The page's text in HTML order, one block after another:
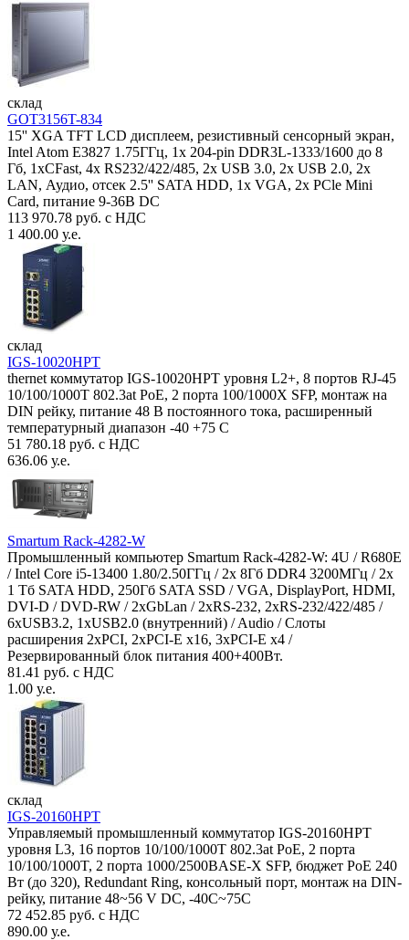
склад
GOT3156T-834
15'' XGA TFT LCD дисплеем, резистивный сенсорный экран,
Intel Atom E3827 1.75ГГц, 1x 204-pin DDR3L-1333/1600 до 8
Гб, 1xCFast, 4x RS232/422/485, 2x USB 3.0, 2x USB 2.0, 2x
LAN, Аудио, отсек 2.5'' SATA HDD, 1x VGA, 2x PCle Mini
Card, питание 9-36В DC
113 970.78 руб. с НДС
1 400.00 у.е.
склад
IGS-10020HPT
thernet коммутатор IGS-10020HPT уровня L2+, 8 портов RJ-45
10/100/1000T 802.3at PoE, 2 порта 100/1000X SFP, монтаж на
DIN рейку, питание 48 В постоянного тока, расширенный
температурный диапазон -40 +75 С
51 780.18 руб. с НДС
636.06 у.е.
Smartum Rack-4282-W
Промышленный компьютер Smartum Rack-4282-W: 4U / R680E
/ Intel Core i5-13400 1.80/2.50ГГц / 2x 8Гб DDR4 3200МГц / 2x
1 Тб SATA HDD, 250Гб SATA SSD / VGA, DisplayPort, HDMI,
DVI-D / DVD-RW / 2xGbLan / 2xRS-232, 2xRS-232/422/485 /
6xUSB3.2, 1xUSB2.0 (внутренний) / Audio / Слоты
расширения 2xPCI, 2xPCI-E x16, 3xPCI-E x4 /
Резервированный блок питания 400+400Вт.
81.41 руб. с НДС
1.00 у.е.
склад
IGS-20160HPT
Управляемый промышленный коммутатор IGS-20160HPT
уровня L3, 16 портов 10/100/1000T 802.3at PoE, 2 порта
10/100/1000T, 2 порта 1000/2500BASE-X SFP, бюджет PoE 240
Вт (до 320), Redundant Ring, консольный порт, монтаж на DIN-
рейку, питание 48~56 V DC, -40С~75C
72 452.85 руб. с НДС
890.00 у.е.